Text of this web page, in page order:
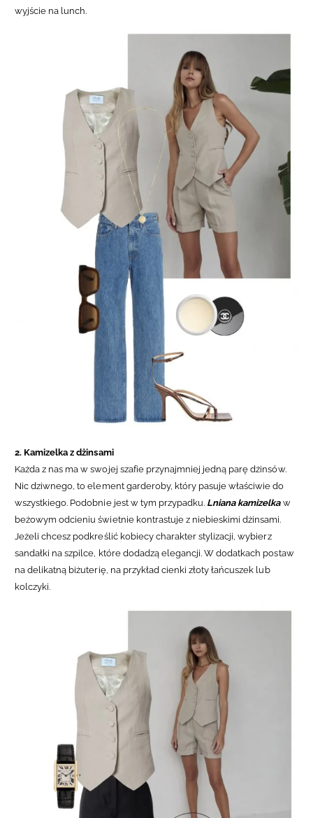
wyjście na lunch.
2. Kamizelka z dżinsami
Każda z nas ma w swojej szafie przynajmniej jedną parę dżinsów.
Nic dziwnego, to element garderoby, który pasuje właściwie do
wszystkiego. Podobnie jest w tym przypadku. Lniana kamizelka w
beżowym odcieniu świetnie kontrastuje z niebieskimi dżinsami.
Jeżeli chcesz podkreślić kobiecy charakter stylizacji, wybierz
sandałki na szpilce, które dodadzą elegancji. W dodatkach postaw
na delikatną biżuterię, na przykład cienki złoty łańcuszek lub
kolczyki.